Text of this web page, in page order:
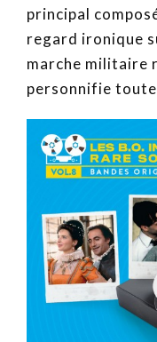
principal
regard ironique
marche militaire
personnifie